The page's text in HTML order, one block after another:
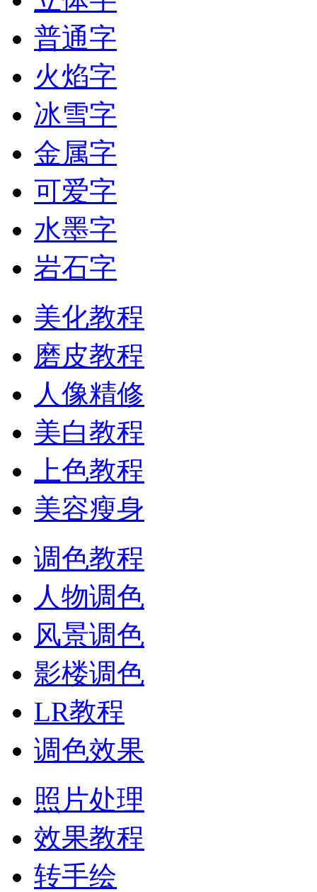
普通字
火焰字
冰雪字
金属字
可爱字
水墨字
岩石字
美化教程
磨皮教程
人像精修
美白教程
上色教程
美容瘦身
调色教程
人物调色
风景调色
影楼调色
LR教程
调色效果
照片处理
效果教程
转手绘